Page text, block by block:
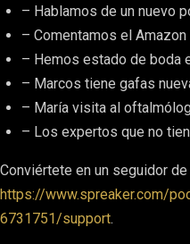
– Hablamos de un nuevo
– Comentamos el Amazon
– Hemos estado de boda
– Marcos tiene gafas
– María visita al
– Los expertos que no
Conviértete en un seguidor
https://www.spreaker.com/
6731751/support.